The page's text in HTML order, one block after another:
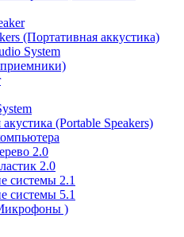
(Портативная аккустика)
System
(Portable Speakers)
2.0
2.0
системы 2.1
системы 5.1
)